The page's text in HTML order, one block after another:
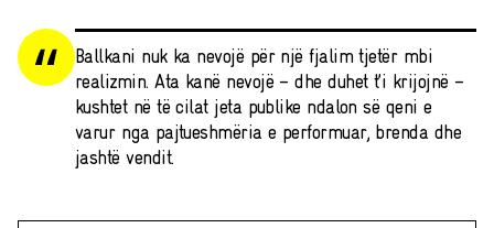
Ballkani nuk ka nevojë për një fjalim tjetër mbi
realizmin. Ata kanë nevojë – dhe duhet t’i krijojnë –
kushtet në të cilat jeta publike ndalon së qeni e
varur nga pajtueshmëria e performuar, brenda dhe
jashtë vendit.